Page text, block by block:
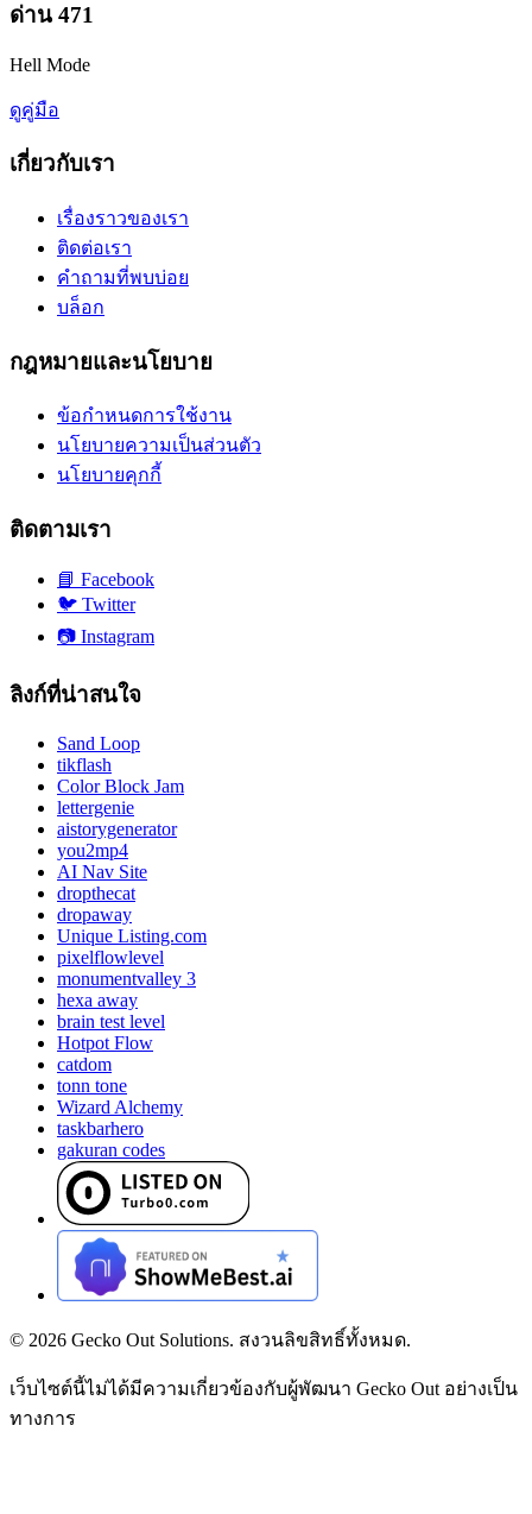
ด่าน 471
Hell Mode
ดูคู่มือ
เกี่ยวกับเรา
เรื่องราวของเรา
ติดต่อเรา
คำถามที่พบบ่อย
บล็อก
กฎหมายและนโยบาย
ข้อกำหนดการใช้งาน
นโยบายความเป็นส่วนตัว
นโยบายคุกกี้
ติดตามเรา
📘 Facebook
🐦 Twitter
📷 Instagram
ลิงก์ที่น่าสนใจ
Sand Loop
tikflash
Color Block Jam
lettergenie
aistorygenerator
you2mp4
AI Nav Site
dropthecat
dropaway
Unique Listing.com
pixelflowlevel
monumentvalley 3
hexa away
brain test level
Hotpot Flow
catdom
tonn tone
Wizard Alchemy
taskbarhero
gakuran codes
© 2026 Gecko Out Solutions. สงวนลิขสิทธิ์ทั้งหมด.
เว็บไซต์นี้ไม่ได้มีความเกี่ยวข้องกับผู้พัฒนา Gecko Out อย่างเป็น
ทางการ